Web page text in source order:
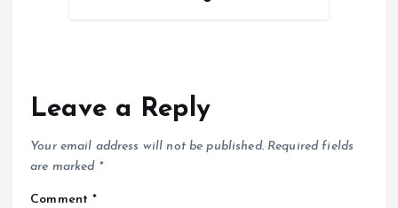
Leave a Reply
Your email address will not be published. Required fields
are marked *
Comment*